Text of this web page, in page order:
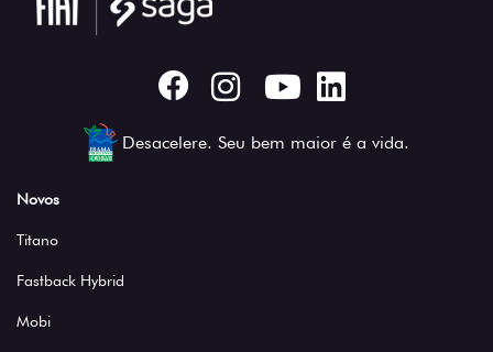
Desacelere. Seu bem maior é a vida.
Novos
Titano
Fastback Hybrid
Mobi